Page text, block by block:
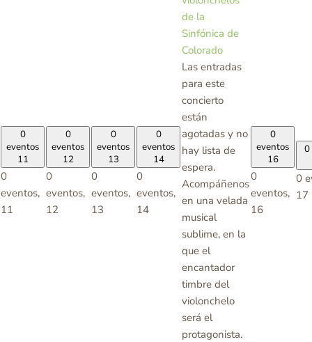
0
eventos
11
0
eventos,
11
0
eventos
12
0
eventos,
12
0
eventos
13
0
eventos,
13
0
eventos
14
0
eventos,
14
de la
Sinfónica de
Colorado
Las entradas
para este
concierto
están
agotadas y no
hay lista de
espera.
Acompáñenos
en una velada
musical
sublime, en la
que el
encantador
timbre del
violonchelo
será el
protagonista.
0
eventos
16
0
eventos,
16
0
0
17